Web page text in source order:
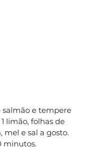
salmão e tempere
limão, folhas de
mel e sal a gosto.
minutos.